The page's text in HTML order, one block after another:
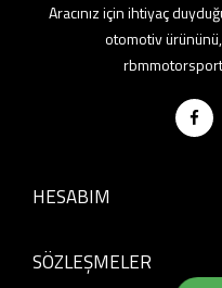
Aracınız için ihtiyaç
otomotiv
HESABIM
SÖZLEŞMELER